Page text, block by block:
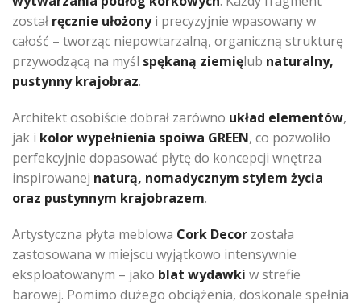
został ręcznie ułożonyi precyzyjnie wpasowany w
całość – tworząc niepowtarzalną, organiczną strukturę
przywodzącą na myśl spękaną ziemięlub naturalny,
pustynny krajobraz.
Architekt osobiście dobrał zarówno układ elementów,
jak i kolor wypełnienia spoiwa GREEN, co pozwoliło
perfekcyjnie dopasować płytę do koncepcji wnętrza
inspirowanej naturą, nomadycznym stylem życia
oraz pustynnym krajobrazem.
Artystyczna płyta meblowa Cork Decor została
zastosowana w miejscu wyjątkowo intensywnie
eksploatowanym – jako blat wydawki w strefie
barowej. Pomimo dużego obciążenia, doskonale spełnia